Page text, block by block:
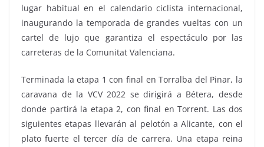
lugar habitual en el calendario ciclista internacional,
inaugurando la temporada de grandes vueltas con un
cartel de lujo que garantiza el espectáculo por las
carreteras de la Comunitat Valenciana.
Terminada la etapa 1 con final en Torralba del Pinar, la
caravana de la VCV 2022 se dirigirá a Bétera, desde
donde partirá la etapa 2, con final en Torrent. Las dos
siguientes etapas llevarán al pelotón a Alicante, con el
plato fuerte el tercer día de carrera. Una etapa reina